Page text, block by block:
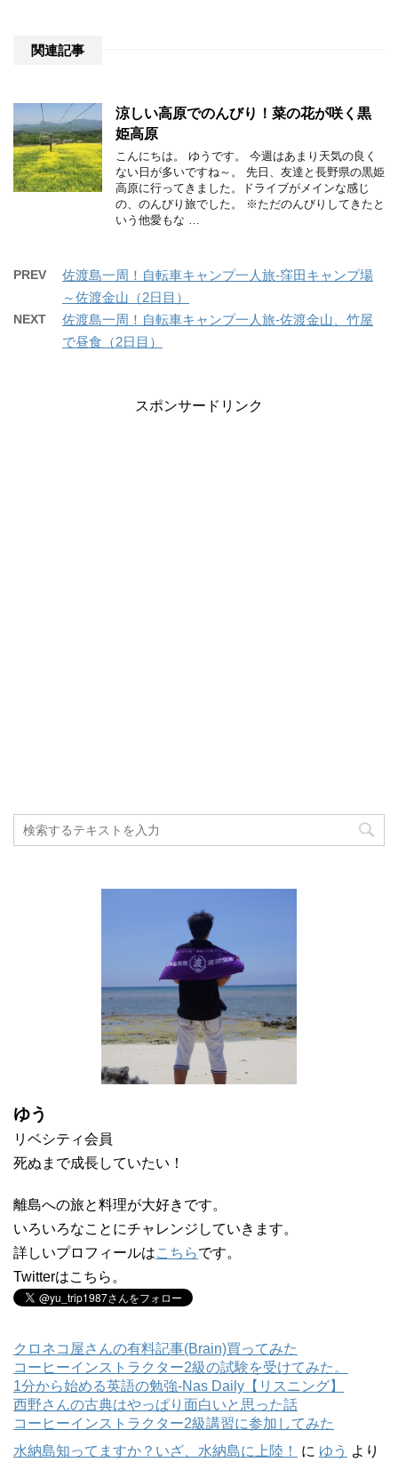
関連記事
涼しい高原でのんびり！菜の花が咲く黒
姫高原
こんにちは。 ゆうです。 今週はあまり天気の良く
ない日が多いですね～。 先日、友達と長野県の黒姫
高原に行ってきました。ドライブがメインな感じ
の、のんびり旅でした。 ※ただのんびりしてきたと
いう他愛もな …
PREV
佐渡島一周！自転車キャンプ一人旅-窪田キャンプ場
～佐渡金山（2日目）
NEXT
佐渡島一周！自転車キャンプ一人旅-佐渡金山、竹屋
で昼食（2日目）
スポンサードリンク
ゆう
リベシティ会員
死ぬまで成長していたい！
離島への旅と料理が大好きです。
いろいろなことにチャレンジしていきます。
詳しいプロフィールはこちらです。
Twitterはこちら。
クロネコ屋さんの有料記事(Brain)買ってみた
コーヒーインストラクター2級の試験を受けてみた。
1分から始める英語の勉強-Nas Daily【リスニング】
西野さんの古典はやっぱり面白いと思った話
コーヒーインストラクター2級講習に参加してみた
水納島知ってますか？いざ、水納島に上陸！
に ゆう より